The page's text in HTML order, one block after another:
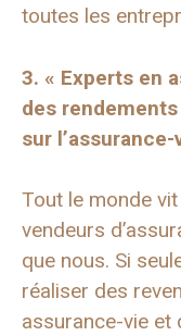
toutes les
3. « Experts en
des
sur l’assurance-
Tout le monde
vendeurs
que nous. Si
réaliser des
assurance-vie et